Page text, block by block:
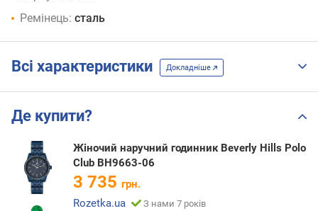
Ремінець: сталь
Всі характеристики Докладніше
Де купити?
Жіночий наручний годинник Beverly Hills Polo
Club BH9663-06
3 735 грн.
Rozetka.ua
З нами 7 років